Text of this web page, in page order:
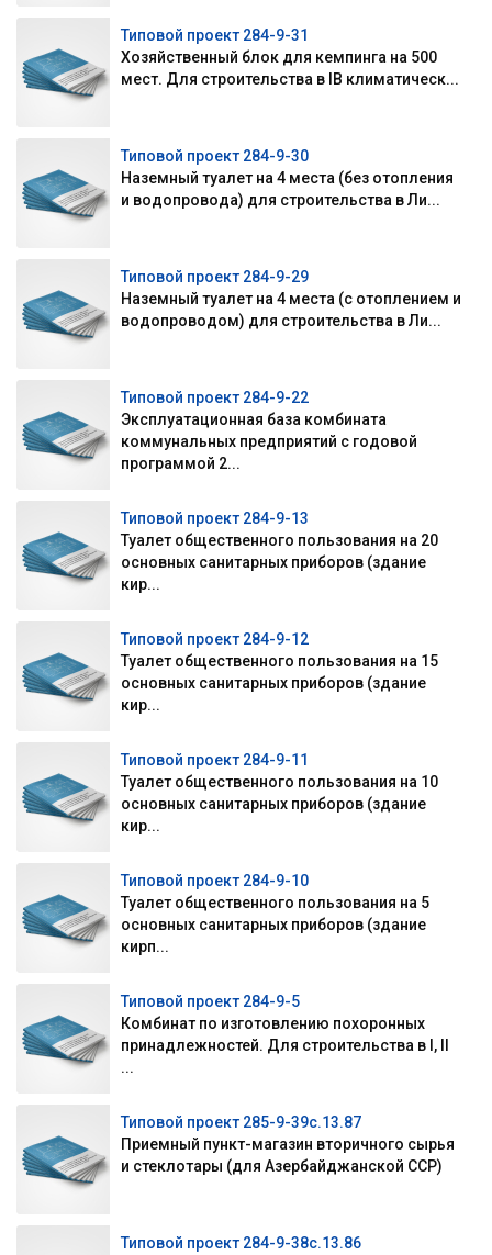
Типовой проект 284-9-31
Хозяйственный блок для кемпинга на 500
мест. Для строительства в IВ климатическ...
Типовой проект 284-9-30
Наземный туалет на 4 места (без отопления
и водопровода) для строительства в Ли...
Типовой проект 284-9-29
Наземный туалет на 4 места (с отоплением и
водопроводом) для строительства в Ли...
Типовой проект 284-9-22
Эксплуатационная база комбината
коммунальных предприятий с годовой
программой 2...
Типовой проект 284-9-13
Туалет общественного пользования на 20
основных санитарных приборов (здание
кир...
Типовой проект 284-9-12
Туалет общественного пользования на 15
основных санитарных приборов (здание
кир...
Типовой проект 284-9-11
Туалет общественного пользования на 10
основных санитарных приборов (здание
кир...
Типовой проект 284-9-10
Туалет общественного пользования на 5
основных санитарных приборов (здание
кирп...
Типовой проект 284-9-5
Комбинат по изготовлению похоронных
принадлежностей. Для строительства в I, II
...
Типовой проект 285-9-39с.13.87
Приемный пункт-магазин вторичного сырья
и стеклотары (для Азербайджанской ССР)
Типовой проект 284-9-38с.13.86